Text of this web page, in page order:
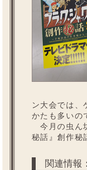
ン大会では、
かたも多いの
今月の虫ん
秘話』創作秘
関連情報：